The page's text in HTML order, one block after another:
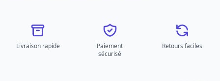
Livraison rapide
Paiement
sécurisé
Retours faciles